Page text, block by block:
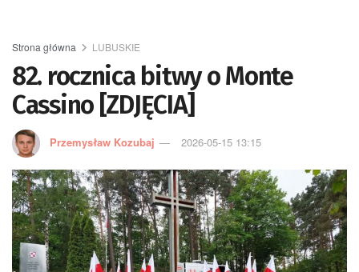
Strona główna LUBUSKIE
82. rocznica bitwy o Monte
Cassino [ZDJĘCIA]
Przemysław Kozubaj 2026-05-15 13:15